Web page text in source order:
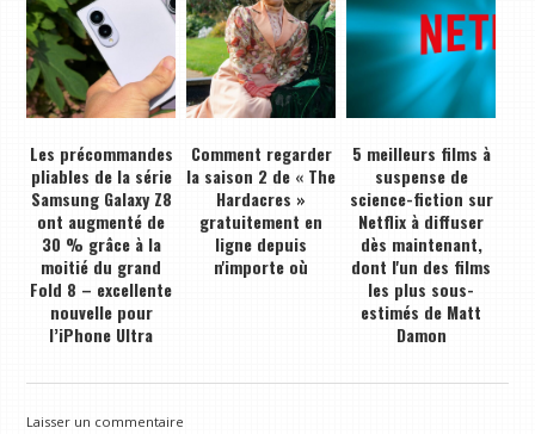
Les précommandes
pliables de la série
Samsung Galaxy Z8
ont augmenté de
30 % grâce à la
moitié du grand
Fold 8 – excellente
nouvelle pour
l’iPhone Ultra
Comment regarder
la saison 2 de « The
Hardacres »
gratuitement en
ligne depuis
n'importe où
5 meilleurs films à
suspense de
science-fiction sur
Netflix à diffuser
dès maintenant,
dont l'un des films
les plus sous-
estimés de Matt
Damon
Laisser un commentaire